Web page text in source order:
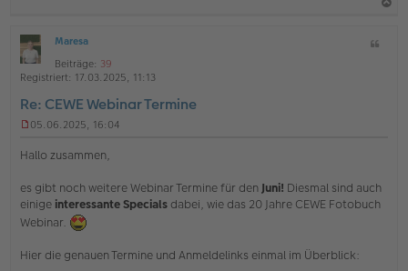
ff
l
n
e
Maresa
Beiträge: 39
Registriert: 17.03.2025, 11:13
Re: CEWE Webinar Termine
g
l
e
e
e
05.06.2025, 16:04
Hallo zusammen,
es gibt noch weitere Webinar Termine für den Juni! Diesmal sind auch
einige interessante Specials dabei, wie das 20 Jahre CEWE Fotobuch
Webinar.
Hier die genauen Termine und Anmeldelinks einmal im Überblick: